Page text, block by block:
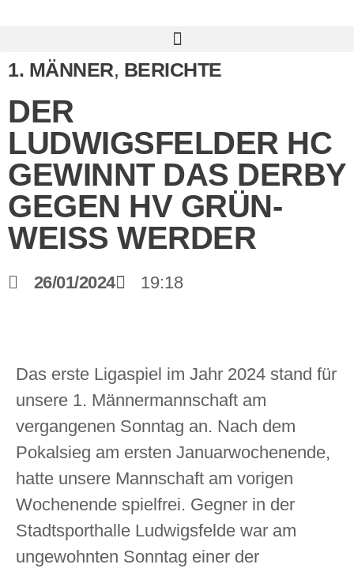
1. MÄNNER, BERICHTE
DER
LUDWIGSFELDER HC
GEWINNT DAS DERBY
GEGEN HV GRÜN-
WEISS WERDER
26/01/2024 19:18
Das erste Ligaspiel im Jahr 2024 stand für
unsere 1. Männermannschaft am
vergangenen Sonntag an. Nach dem
Pokalsieg am ersten Januarwochenende,
hatte unsere Mannschaft am vorigen
Wochenende spielfrei. Gegner in der
Stadtsporthalle Ludwigsfelde war am
ungewohnten Sonntag einer der